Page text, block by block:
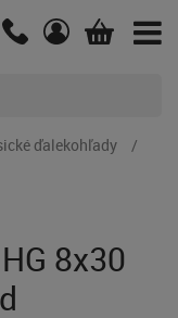
ďalekohľady
8x30